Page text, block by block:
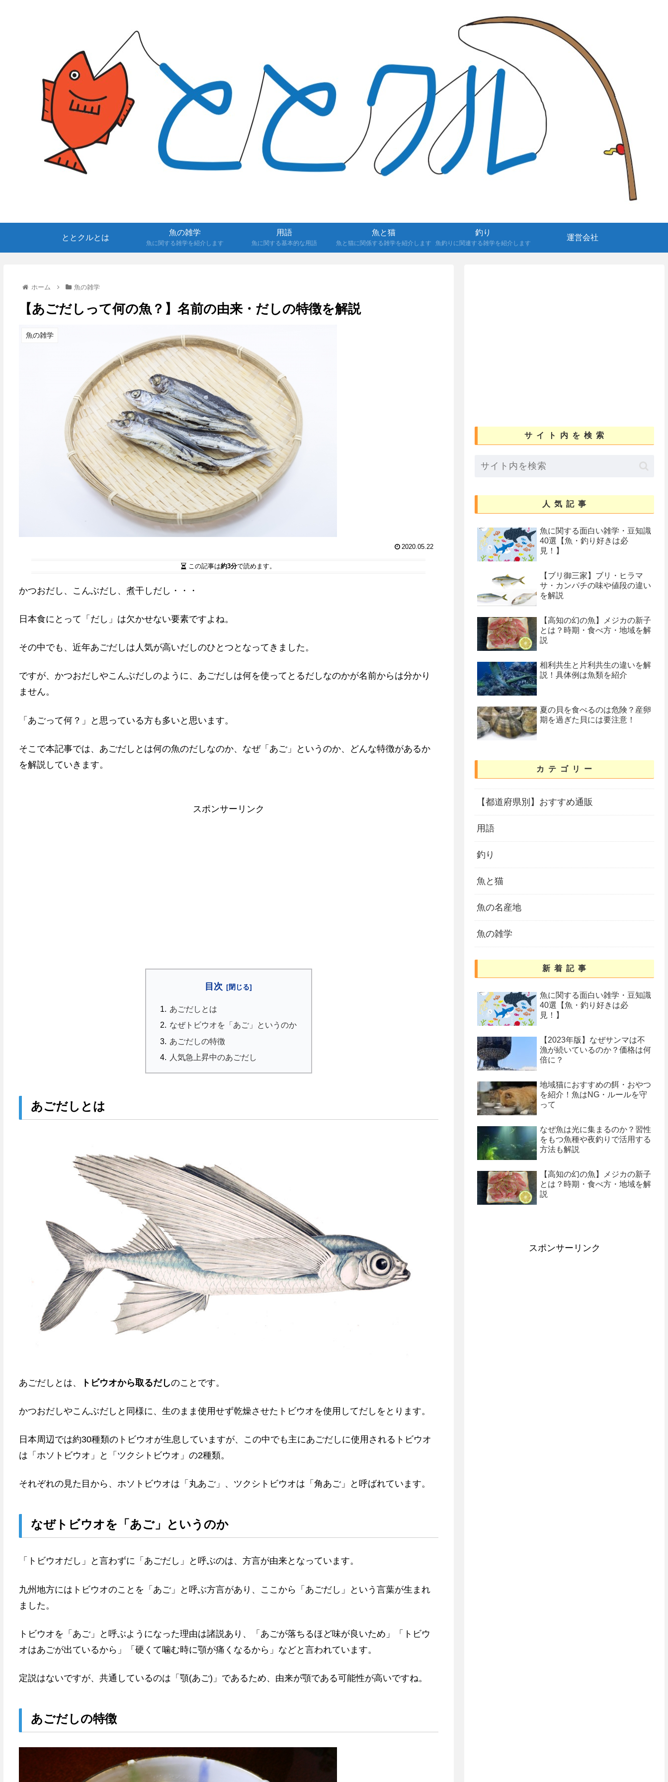
ととクルとは
魚の雑学
魚に関する雑学を紹介します
用語
魚に関する基本的な用語
魚と猫
魚と猫に関係する雑学を紹介します
釣り
魚釣りに関連する雑学を紹介します
運営会社
ホーム 魚の雑学
【あごだしって何の魚？】名前の由来・だしの特徴を解説
魚の雑学
2020.05.22
この記事は約3分で読めます。
かつおだし、こんぶだし、煮干しだし・・・
日本食にとって「だし」は欠かせない要素ですよね。
その中でも、近年あごだしは人気が高いだしのひとつとなってきました。
ですが、かつおだしやこんぶだしのように、あごだしは何を使ってとるだしなのかが名前からは分かり
ません。
「あごって何？」と思っている方も多いと思います。
そこで本記事では、あごだしとは何の魚のだしなのか、なぜ「あご」というのか、どんな特徴があるか
を解説していきます。
スポンサーリンク
目次
あごだしとは
なぜトビウオを「あご」というのか
あごだしの特徴
人気急上昇中のあごだし
あごだしとは
あごだしとは、 トビウオから取るだしのことです。
かつおだしやこんぶだしと同様に、生のまま使用せず乾燥させたトビウオを使用してだしをとります。
日本周辺では約30種類のトビウオが生息していますが、この中でも主にあごだしに使用されるトビウオ
は「ホソトビウオ」と「ツクシトビウオ」の2種類。
それぞれの見た目から、ホソトビウオは「丸あご」、ツクシトビウオは「角あご」と呼ばれています。
なぜトビウオを「あご」というのか
「トビウオだし」と言わずに「あごだし」と呼ぶのは、方言が由来となっています。
九州地方にはトビウオのことを「あご」と呼ぶ方言があり、ここから「あごだし」という言葉が生まれ
ました。
トビウオを「あご」と呼ぶようになった理由は諸説あり、「あごが落ちるほど味が良いため」「トビウ
オはあごが出ているから」「硬くて噛む時に顎が痛くなるから」などと言われています。
定説はないですが、共通しているのは「顎(あご)」であるため、由来が顎である可能性が高いですね。
あごだしの特徴
サイト内を検索
人気記事
魚に関する面白い雑学・豆知識
40選【魚・釣り好きは必
見！】
【ブリ御三家】ブリ・ヒラマ
サ・カンパチの味や値段の違い
を解説
【高知の幻の魚】メジカの新子
とは？時期・食べ方・地域を解
説
相利共生と片利共生の違いを解
説！具体例は魚類を紹介
夏の貝を食べるのは危険？産卵
期を過ぎた貝には要注意！
カテゴリー
【都道府県別】おすすめ通販
用語
釣り
魚と猫
魚の名産地
魚の雑学
新着記事
魚に関する面白い雑学・豆知識
40選【魚・釣り好きは必
見！】
【2023年版】なぜサンマは不
漁が続いているのか？価格は何
倍に？
地域猫におすすめの餌・おやつ
を紹介！魚はNG・ルールを守
って
なぜ魚は光に集まるのか？習性
をもつ魚種や夜釣りで活用する
方法も解説
【高知の幻の魚】メジカの新子
とは？時期・食べ方・地域を解
説
スポンサーリンク